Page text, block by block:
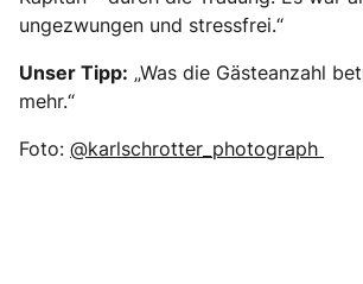
ungezwungen und stressfrei.“
Unser Tipp: „Was die Gästeanzahl
mehr.“
Foto: @karlschrotter_photograph